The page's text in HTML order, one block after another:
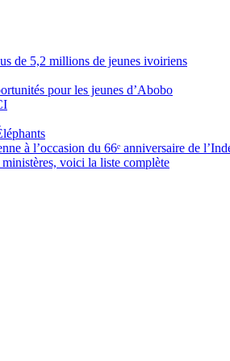
de 5,2 millions de jeunes ivoiriens
pour les jeunes d’Abobo
à l’occasion du 66ᵉ anniversaire de
voici la liste complète